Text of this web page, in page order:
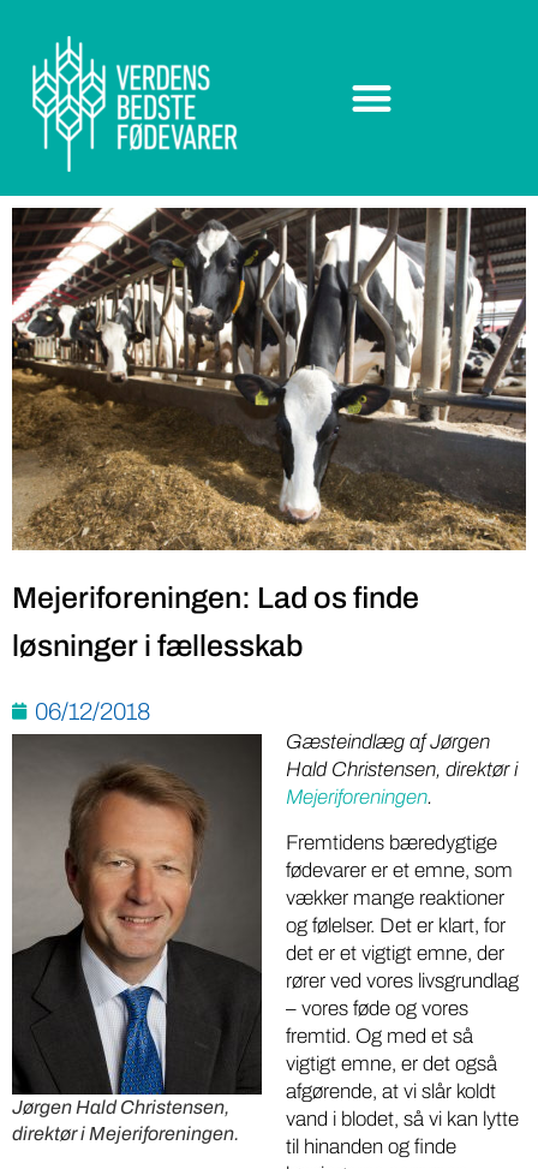
Mejeriforeningen: Lad os finde
løsninger i fællesskab
06/12/2018
Jørgen Hald Christensen,
direktør i Mejeriforeningen.
Gæsteindlæg af Jørgen
Hald Christensen, direktør i
Mejeriforeningen.
Fremtidens bæredygtige
fødevarer er et emne, som
vækker mange reaktioner
og følelser. Det er klart, for
det er et vigtigt emne, der
rører ved vores livsgrundlag
– vores føde og vores
fremtid. Og med et så
vigtigt emne, er det også
afgørende, at vi slår koldt
vand i blodet, så vi kan lytte
til hinanden og finde